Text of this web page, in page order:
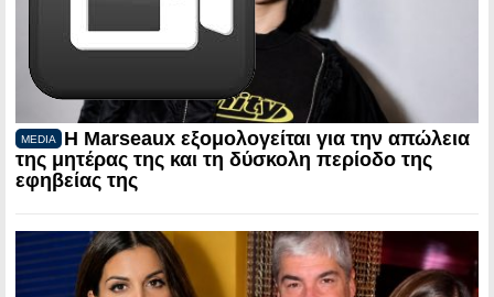
MEDIA
Η Marseaux εξομολογείται για την απώλεια
της μητέρας της και τη δύσκολη περίοδο της
εφηβείας της